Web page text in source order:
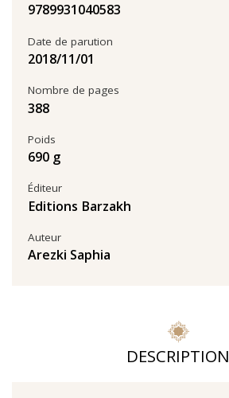
9789931040583
Date de parution
01‏/11‏/2018
Poids
690 g
Auteur
Arezki Saphia
Éditeur
Editions Barzakh
Nombre de pages
388
DESCRIPTION